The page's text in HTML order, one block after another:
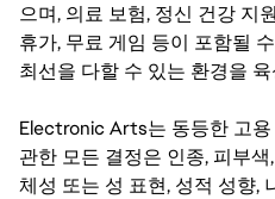
으며, 의료 보험, 정신 건강 지
휴가, 무료 게임 등이 포함될
최선을 다할 수 있는 환경을
Electronic Arts는 동등한 고
관한 모든 결정은 인종, 피부
체성 또는 성 표현, 성적 성향,